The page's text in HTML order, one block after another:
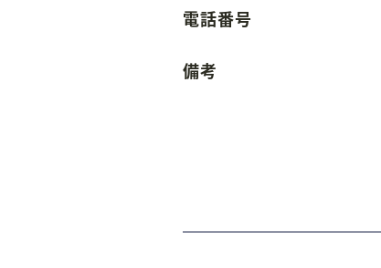
電話番号
備考